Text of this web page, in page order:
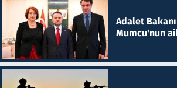
Adalet
Mumcu'nun